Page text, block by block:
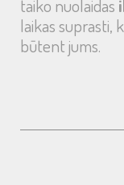
taiko nuolaidas
laikas suprasti,
būtent jums.